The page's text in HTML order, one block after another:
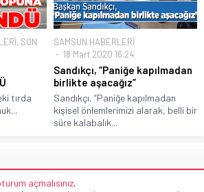
, SON
tırda
SAMSUN HABERLERİ
18 Mart 2020 16:24
Sandıkçı, “Paniğe kapılmadan
birlikte aşacağız”
Sandıkçı, “Paniğe kapılmadan
kişisel önlemlerimizi alarak, belli bir
süre kalabalık...
açmalısınız.